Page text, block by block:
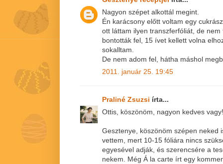
Nagyon szépet alkottál megint.
Én karácsony előtt voltam egy
ott láttam ilyen transzferfóliát, de
bontották fel, 15 ívet kellett volna
sokalltam.
De nem adom fel, hátha máshol
2011. január 25. 19:45
Praliné Zsuzsi írta...
Ottis, köszönöm, nagyon kedves vagy!
Gesztenye, köszönöm szépen neked
vettem, mert 10-15 fóliára nincs
egyesével adják, és szerencsére a
nekem. Még Á la carte írt egy